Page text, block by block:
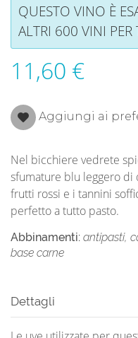
QUESTO VINO È
ALTRI 600 VINI PER
11,60 €
Aggiungi ai
Nel bicchiere vedrete
sfumature blu leggero di
frutti rossi e i tannini
perfetto a tutto pasto.
Abbinamenti: antipasti,
base carne
Dettagli